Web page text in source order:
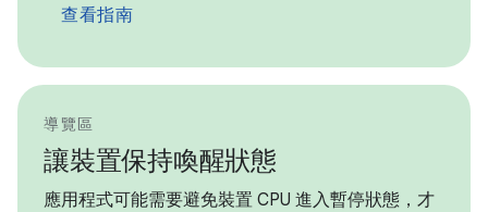
查看指南
導覽區
讓裝置保持喚醒狀態
應用程式可能需要避免裝置 CPU 進入暫停狀態，才